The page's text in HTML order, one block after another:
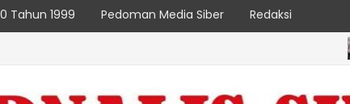
Tahun 1999 Pedoman Media Siber Redaksi
Paniai Bersih, Indonesia Asri